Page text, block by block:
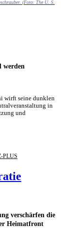
(Foto: The U. S.
werden
wirft seine dunklen
in
und
verschärfen die
Heimatfront
PLUS